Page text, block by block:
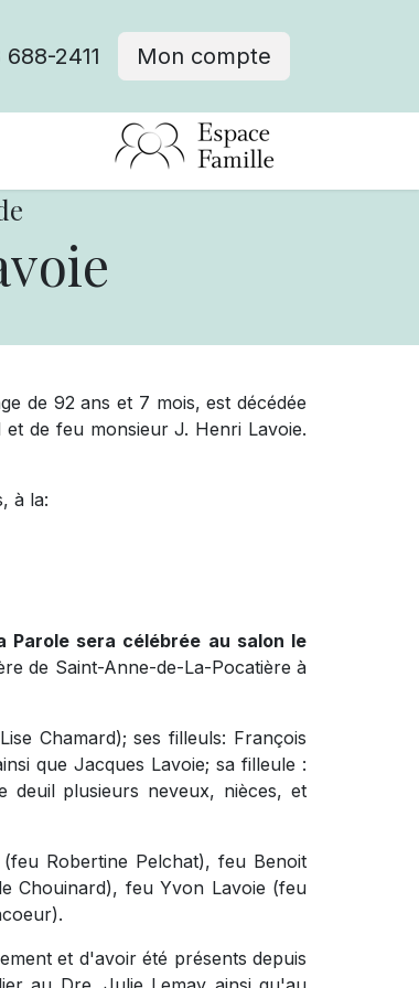
688-2411 Mon compte
de 92 ans et 7 mois, est décédée
de feu monsieur J. Henri Lavoie.
à la:
Parole sera célébrée au salon le
de Saint-Anne-de-La-Pocatière à
Chamard); ses filleuls: François
que Jacques Lavoie; sa filleule :
deuil plusieurs neveux, nièces, et
Robertine Pelchat), feu Benoit
Chouinard), feu Yvon Lavoie (feu
et d'avoir été présents depuis